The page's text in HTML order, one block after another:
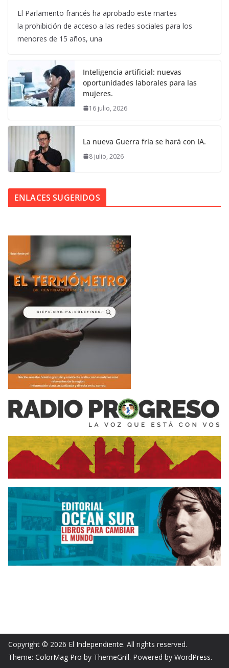
El Parlamento francés ha aprobado este martes
la prohibición de acceso a las redes sociales para los
menores de 15 años, una
Inteligencia artificial: nuevas
oportunidades laborales para las
mujeres.
16 julio, 2026
La nueva Guerra fría se hará con IA.
8 julio, 2026
ENLACES SUGERIDOS
Copyright © 2026 El Independiente. All rights reserved.
Theme: ColorMag Pro by ThemeGrill. Powered by WordPress.